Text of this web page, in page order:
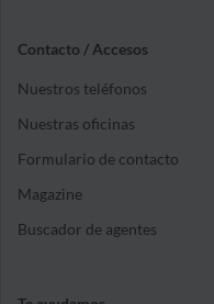
Contacto / Accesos
Nuestros teléfonos
Nuestras oficinas
Formulario de contacto
Magazine
Buscador de agentes